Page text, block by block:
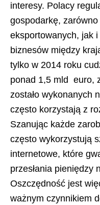
interesy. Polacy
gospodarkę,
eksportowanych, jak
biznesów między
tylko w 2014 roku
ponad 1,5 mld euro,
zostało wykonanych
często korzystają z
Szanując każde
często wykorzystują
internetowe, które
przesłania pieniędzy
Oszczędność jest
ważnym czynnikiem